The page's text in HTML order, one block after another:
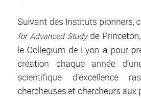
Suivant des Instituts pionners,
for Advanced Studyde
le Collegium de Lyon a pour
création chaque année
scientifique d’excellence
chercheuses et chercheurs aux